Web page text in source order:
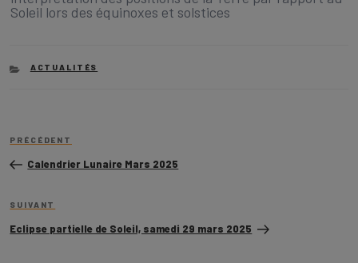
Soleil lors des équinoxes et solstices
CATEGORIES
ACTUALITÉS
de
l’article
Article
PRÉCÉDENT
Calendrier Lunaire Mars 2025
Article
SUIVANT
Eclipse partielle de Soleil, samedi 29 mars 2025